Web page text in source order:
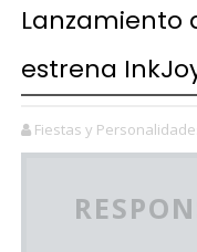
Lanzamiento
estrena
Fiestas y